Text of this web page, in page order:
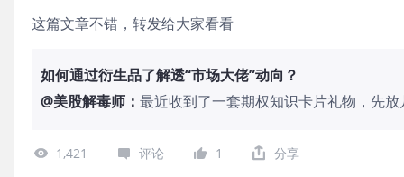
而几艘航母长期在波斯湾游弋也是不小
率就会降到20%多。 特朗普现在还想跟
开始了，特朗普对共和党的拖累非常严
的，责任当然是他来承担，这不是开除
这篇文章不错，转发给大家看看
如何通过衍生品了解透“市场大佬”动向？
@美股解毒师 ： 最近收到了一套期权知识卡片礼物，先
好了先说正事—— 在上周疯狂高升一周
500(.SPX)$ 收跌至7,109， $纳斯达克
1,421 评论 1 分享